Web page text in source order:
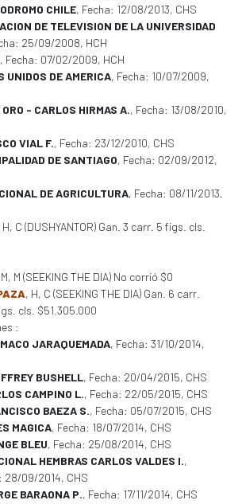
CHILE, Fecha: 12/08/2013, CHS
DE TELEVISION DE LA UNIVERSIDAD
25/09/2008, HCH
, Fecha: 07/02/2009, HCH
UNIDOS DE AMERICA, Fecha: 10/07/2009,
ORO - CARLOS HIRMAS A., Fecha: 13/08/2010,
VIAL F., Fecha: 23/12/2010, CHS
DE SANTIAGO, Fecha: 02/09/2012,
DE AGRICULTURA, Fecha: 08/11/2013,
H, C (DUSHYANTOR) Gan. 3 carr. 5 figs. cls.
M (SEEKING THE DIA) No corrió $0
, H, C (SEEKING THE DIA) Gan. 6 carr.
cls. $51.305.000
:
JARAQUEMADA, Fecha: 31/10/2014,
BUSHELL, Fecha: 20/04/2015, CHS
CAMPINO L., Fecha: 22/05/2015, CHS
BAEZA S., Fecha: 05/07/2015, CHS
MAGICA, Fecha: 18/07/2014, CHS
BLEU, Fecha: 25/08/2014, CHS
HEMBRAS CARLOS VALDES I.,
28/09/2014, CHS
BARAONA P., Fecha: 17/11/2014, CHS